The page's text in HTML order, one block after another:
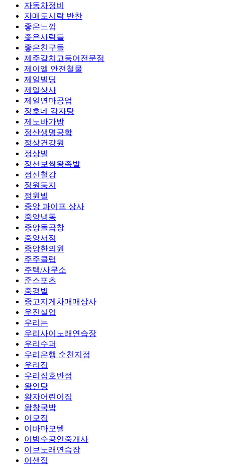
자동차정비
자매도시락 반찬
좋은느낌
좋은사람들
좋은친구들
제주갈치고등어전문점
제이엘 안전철물
제일빌딩
제일상사
제일연마공업
정호네 감자탕
제노바가방
정산생명공학
정상건강원
정상빌
정선보쌈왕족발
정신철강
정원둥지
정원빌
중앙 파이프 상사
중앙냉동
중앙돌곱창
중앙서점
중앙한의원
주주클럽
주택/사무소
준스포츠
중경빌
중고지게차매매상사
우진실업
우리는
우리사이노래연습장
우리수퍼
우리은행 순천지점
우리집
우리집호반점
왕인당
왕자어린이집
왕창국밥
이모집
이바마모텔
이범수공인중개사
이브노래연습장
이샌집